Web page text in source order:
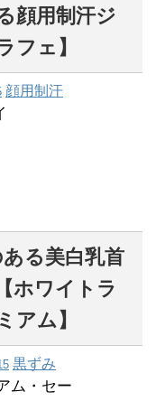
顔用制汗ジ
フェ】
顔用制汗
る美白乳首
ホワイトラ
アム】
黒ずみ
ム・セー